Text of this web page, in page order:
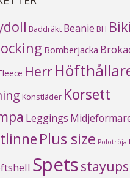
Baddräkt Beanie BH
Bomberjacka
Herr
Konstläder Korsett
Leggings
Plus size Polotröja
Spetsstayups